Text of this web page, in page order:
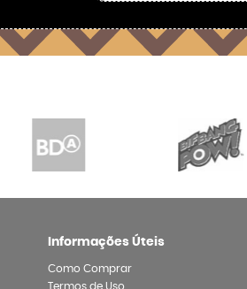
Informações Úteis
Como Comprar
Termos de Uso